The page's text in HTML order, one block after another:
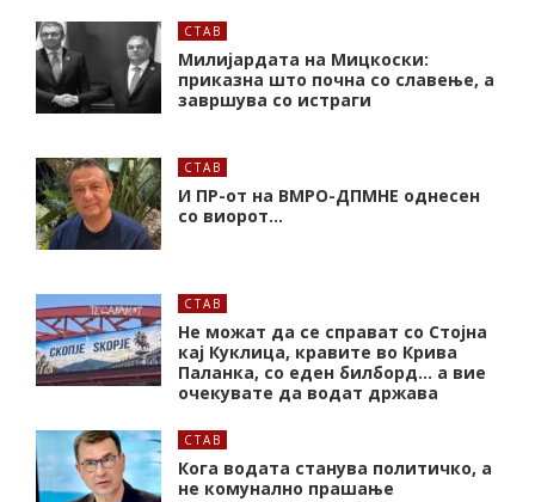
СТАВ
Милијардата на Мицкоски:
приказна што почна со славење, а
завршува со истраги
СТАВ
И ПР-от на ВМРО-ДПМНЕ однесен
со виорот…
СТАВ
Не можат да се справат со Стојна
кај Куклица, кравите во Крива
Паланка, со еден билборд… а вие
очекувате да водат држава
СТАВ
Кога водата станува политичко, а
не комунално прашање